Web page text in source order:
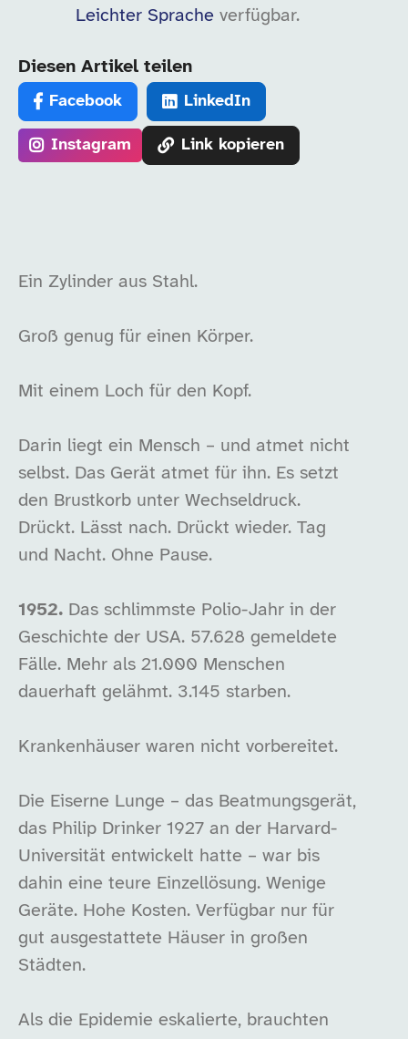
Leichter Sprache verfügbar.
Diesen Artikel teilen
Facebook LinkedIn
Instagram Link kopieren
Ein Zylinder aus Stahl.
Groß genug für einen Körper.
Mit einem Loch für den Kopf.
Darin liegt ein Mensch – und atmet nicht
selbst. Das Gerät atmet für ihn. Es setzt
den Brustkorb unter Wechseldruck.
Drückt. Lässt nach. Drückt wieder. Tag
und Nacht. Ohne Pause.
1952. Das schlimmste Polio-Jahr in der
Geschichte der USA. 57.628 gemeldete
Fälle. Mehr als 21.000 Menschen
dauerhaft gelähmt. 3.145 starben.
Krankenhäuser waren nicht vorbereitet.
Die Eiserne Lunge – das Beatmungsgerät,
das Philip Drinker 1927 an der Harvard-
Universität entwickelt hatte – war bis
dahin eine teure Einzellösung. Wenige
Geräte. Hohe Kosten. Verfügbar nur für
gut ausgestattete Häuser in großen
Städten.
Als die Epidemie eskalierte, brauchten